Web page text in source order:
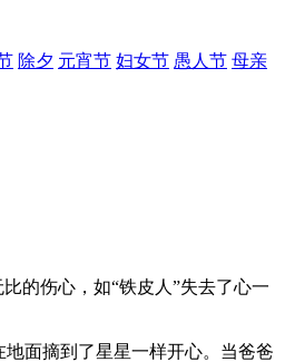
除夕 元宵节 妇女节 愚人节 母亲
的伤心，如“铁皮人”失去了心一
面摘到了星星一样开心。当爸爸